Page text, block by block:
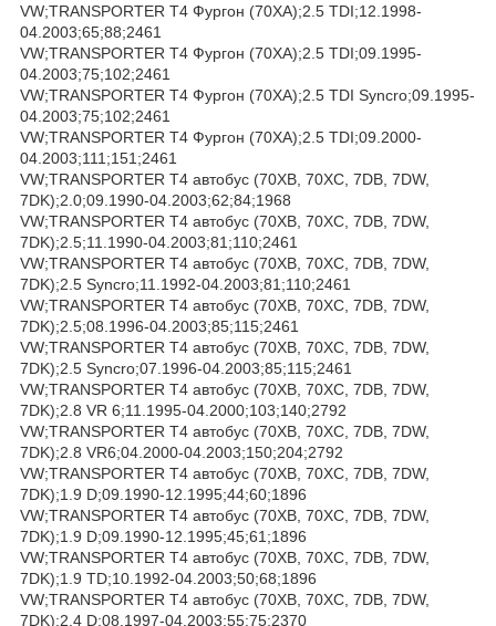
VW;TRANSPORTER T4 Фургон (70XA);2.5 TDI;12.1998-
04.2003;65;88;2461
VW;TRANSPORTER T4 Фургон (70XA);2.5 TDI;09.1995-
04.2003;75;102;2461
VW;TRANSPORTER T4 Фургон (70XA);2.5 TDI Syncro;09.1995-
04.2003;75;102;2461
VW;TRANSPORTER T4 Фургон (70XA);2.5 TDI;09.2000-
04.2003;111;151;2461
VW;TRANSPORTER T4 автобус (70XB, 70XC, 7DB, 7DW,
7DK);2.0;09.1990-04.2003;62;84;1968
VW;TRANSPORTER T4 автобус (70XB, 70XC, 7DB, 7DW,
7DK);2.5;11.1990-04.2003;81;110;2461
VW;TRANSPORTER T4 автобус (70XB, 70XC, 7DB, 7DW,
7DK);2.5 Syncro;11.1992-04.2003;81;110;2461
VW;TRANSPORTER T4 автобус (70XB, 70XC, 7DB, 7DW,
7DK);2.5;08.1996-04.2003;85;115;2461
VW;TRANSPORTER T4 автобус (70XB, 70XC, 7DB, 7DW,
7DK);2.5 Syncro;07.1996-04.2003;85;115;2461
VW;TRANSPORTER T4 автобус (70XB, 70XC, 7DB, 7DW,
7DK);2.8 VR 6;11.1995-04.2000;103;140;2792
VW;TRANSPORTER T4 автобус (70XB, 70XC, 7DB, 7DW,
7DK);2.8 VR6;04.2000-04.2003;150;204;2792
VW;TRANSPORTER T4 автобус (70XB, 70XC, 7DB, 7DW,
7DK);1.9 D;09.1990-12.1995;44;60;1896
VW;TRANSPORTER T4 автобус (70XB, 70XC, 7DB, 7DW,
7DK);1.9 D;09.1990-12.1995;45;61;1896
VW;TRANSPORTER T4 автобус (70XB, 70XC, 7DB, 7DW,
7DK);1.9 TD;10.1992-04.2003;50;68;1896
VW;TRANSPORTER T4 автобус (70XB, 70XC, 7DB, 7DW,
7DK);2.4 D;08.1997-04.2003;55;75;2370